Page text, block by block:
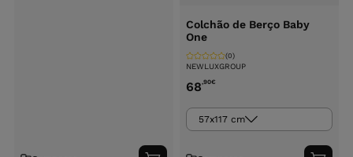
Colchão de Berço Baby
One
NEWLUXGROUP
(0)
68,90€
57x117 cm